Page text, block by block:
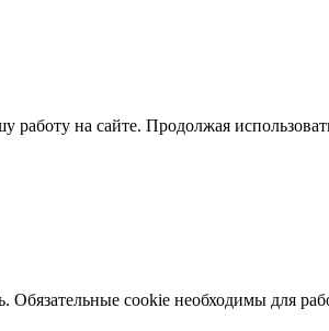
на сайте. Продолжая
cookie необходимы для